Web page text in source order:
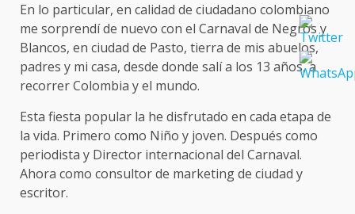
En lo particular, en calidad de ciudadano colombiano
me sorprendí de nuevo con el Carnaval de Negros y
Blancos, en ciudad de Pasto, tierra de mis abuelos,
padres y mi casa, desde donde salí a los 13 años, a
recorrer Colombia y el mundo.
Esta fiesta popular la he disfrutado en cada etapa de
la vida. Primero como Niño y joven. Después como
periodista y Director internacional del Carnaval.
Ahora como consultor de marketing de ciudad y
escritor.